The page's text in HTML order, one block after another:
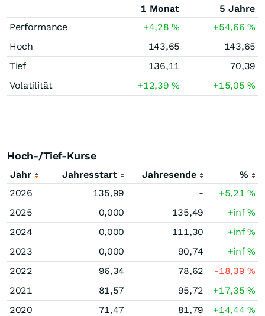
1 Monat
5 Jahre
Performance
+4,28% +54,66%
Hoch
143,65
143,65
Tief
136,11
70,39
Volatilität
+12,39% +15,05%
Hoch-/Tief-Kurse
Jahr Jahresstart Jahresende
%
2026
135,99 - +5,21%
2025
0,000 135,49 +inf%
2024
0,000 111,30 +inf%
2023
0,000 90,74 +inf%
2022
96,34 78,62 -18,39%
2021
81,57 95,72 +17,35%
2020
71,47 81,79 +14,44%